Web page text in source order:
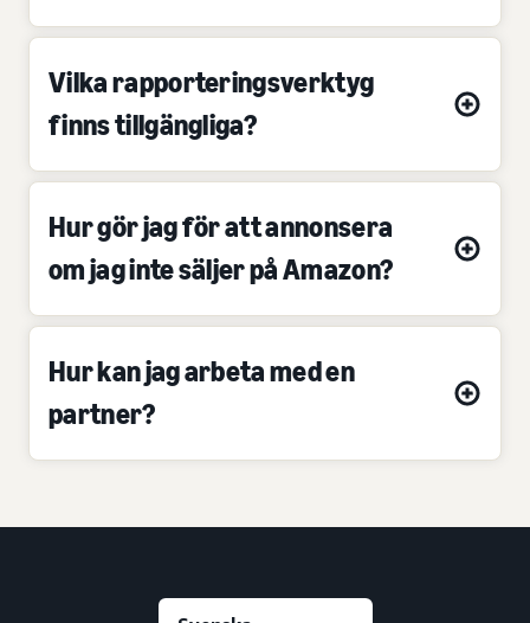
Vilka rapporteringsverktyg
finns tillgängliga?
Hur gör jag för att annonsera
om jag inte säljer på Amazon?
Hur kan jag arbeta med en
partner?